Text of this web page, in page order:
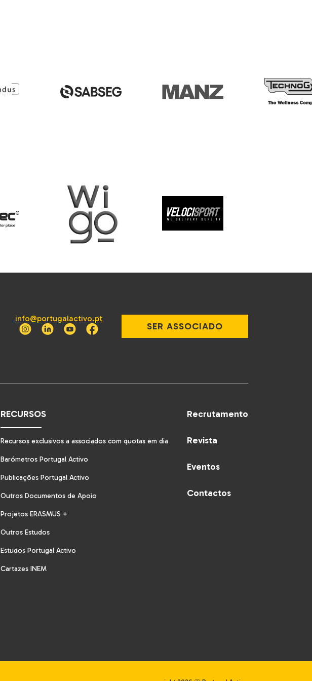
info@portugalactivo.pt
SER ASSOCIADO
RECURSOS
Recursos exclusivos a associados com quotas em dia
Barómetros Portugal Activo
Publicações Portugal Activo
Outros Documentos de Apoio
Projetos ERASMUS +
Outros Estudos
Estudos Portugal Activo
Cartazes INEM
Recrutamento
Revista
Eventos
Contactos